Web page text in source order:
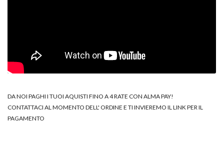
DA NOI PAGHI I TUOI AQUISTI FINO A 4 RATE CON ALMA PAY!
CONTATTACI AL MOMENTO DELL' ORDINE E TI INVIEREMO IL LINK PER IL
PAGAMENTO